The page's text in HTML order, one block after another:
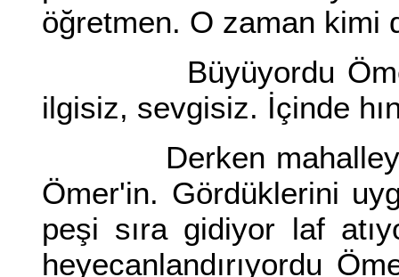
öğretmen. O zaman kimi
Büyüyordu Ömer.
ilgisiz, sevgisiz. İçinde
Derken mahalleye
Ömer'in. Gördüklerini
peşi sıra gidiyor laf
heyecanlandırıyordu